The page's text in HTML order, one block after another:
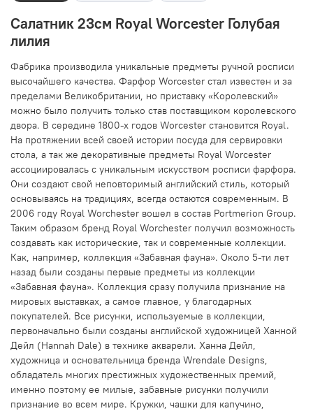
Салатник 23см Royal Worcester Голубая
лилия
Фабрика производила уникальные предметы ручной росписи
высочайшего качества. Фарфор Worcester стал известен и за
пределами Великобритании, но приставку «Королевский»
можно было получить только став поставщиком королевского
двора. В середине 1800-х годов Worcester становится Royal.
На протяжении всей своей истории посуда для сервировки
стола, а так же декоративные предметы Royal Worcester
ассоциировалась с уникальным искусством росписи фарфора.
Они создают свой неповторимый английский стиль, который
основываясь на традициях, всегда остаются современным. В
2006 году Royal Worchester вошел в состав Portmerion Group.
Таким образом бренд Royal Worchester получил возможность
создавать как исторические, так и современные коллекции.
Как, например, коллекция «Забавная фауна». Около 5-ти лет
назад были созданы первые предметы из коллекции
«Забавная фауна». Коллекция сразу получила признание на
мировых выставках, а самое главное, у благодарных
покупателей. Все рисунки, используемые в коллекции,
первоначально были созданы английской художницей Ханной
Дейл (Hannah Dale) в технике акварели. Ханна Дейл,
художница и основательница бренда Wrendale Designs,
обладатель многих престижных художественных премий,
именно поэтому ее милые, забавные рисунки получили
признание во всем мире. Кружки, чашки для капучино,